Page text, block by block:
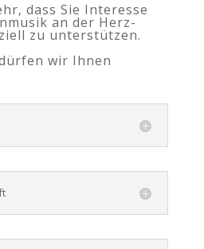
dass Sie Interesse
an der Herz-
zu unterstützen.
wir Ihnen